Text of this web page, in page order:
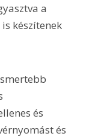
a
készítenek
és
és